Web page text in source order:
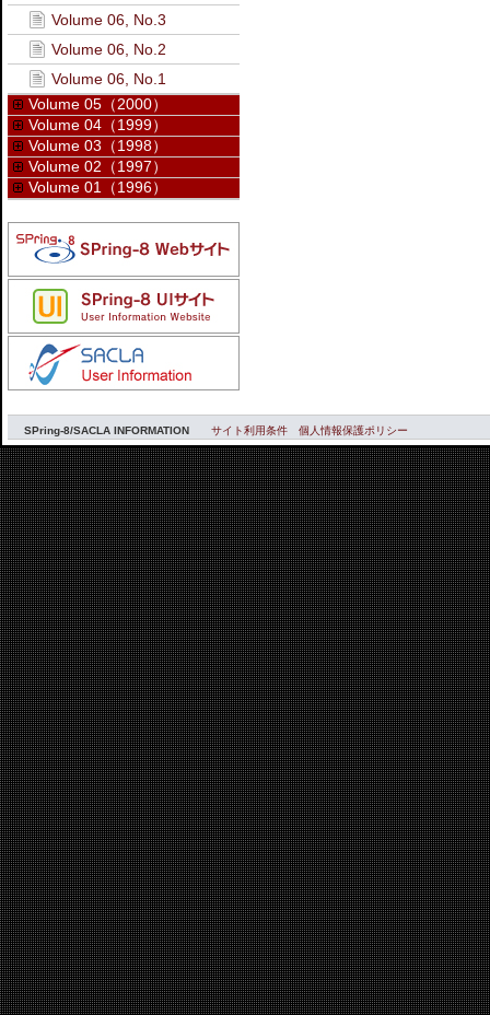
Volume 06, No.3
Volume 06, No.2
Volume 06, No.1
Volume 05（2000）
Volume 04（1999）
Volume 03（1998）
Volume 02（1997）
Volume 01（1996）
SPring-8/SACLA INFORMATION サイト利用条件 個人情報保護ポリシー